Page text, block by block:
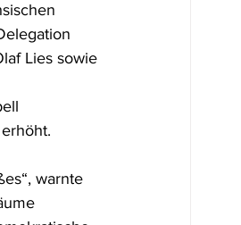
Lies sowie
warnte